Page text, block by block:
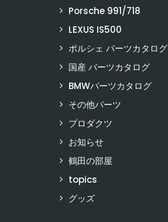
Porsche 991/718
LEXUS IS500
ポルシェ パーツカタログ
国産 パーツカタログ
BMWパーツカタログ
その他パーツ
プロダクツ
お知らせ
鶴田の部屋
topics
グッズ